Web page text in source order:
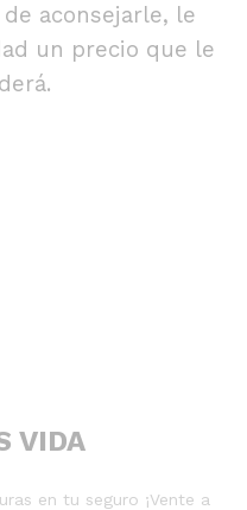
aconsejarle, le
un precio que le
VIDA
en tu seguro ¡Vente a